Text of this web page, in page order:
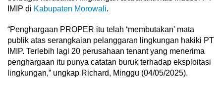
IMIP di Kabupaten Morowali.
“Penghargaan PROPER itu telah ‘membutakan’ mata
publik atas serangkaian pelanggaran lingkungan hakiki PT
IMIP. Terlebih lagi 20 perusahaan tenant yang menerima
penghargaan itu punya catatan buruk terhadap eksploitasi
lingkungan,” ungkap Richard, Minggu (04/05/2025).